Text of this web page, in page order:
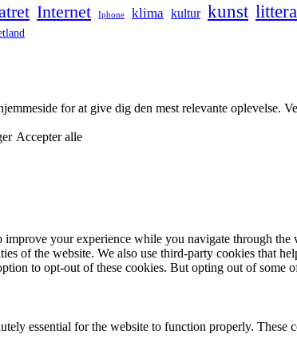
Internet Iphone klima kultur kunst
for at give dig den mest relevante
Accepter alle
your experience while you navigate through the
of the website. We also use third-party cookies that
to opt-out of these cookies. But opting out of some
essential for the website to function properly.